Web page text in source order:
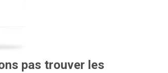
pas trouver les